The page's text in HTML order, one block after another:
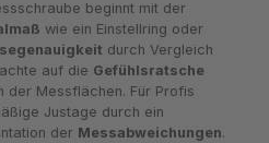
beginnt mit der
wie ein Einstellring oder
durch Vergleich
auf die Gefühlsratsche
der Messflächen. Für Profis
Justage durch ein
der Messabweichungen.